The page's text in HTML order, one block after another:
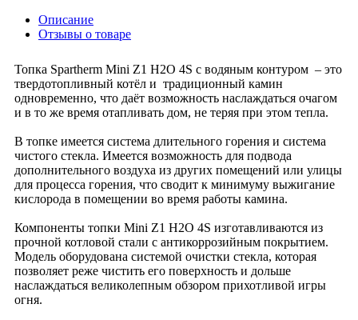
Описание
Отзывы о товаре
Топка Spartherm Mini Z1 H2O 4S с водяным контуром – это
твердотопливный котёл и традиционный камин
одновременно, что даёт возможность наслаждаться очагом
и в то же время отапливать дом, не теряя при этом тепла.
В топке имеется система длительного горения и система
чистого стекла. Имеется возможность для подвода
дополнительного воздуха из других помещений или улицы
для процесса горения, что сводит к минимуму выжигание
кислорода в помещении во время работы камина.
Компоненты топки Mini Z1 H2O 4S изготавливаются из
прочной котловой стали с антикоррозийным покрытием.
Модель оборудована системой очистки стекла, которая
позволяет реже чистить его поверхность и дольше
наслаждаться великолепным обзором прихотливой игры
огня.